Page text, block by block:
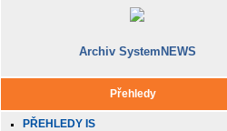
Archiv SystemNEWS
Přehledy
PŘEHLEDY IS